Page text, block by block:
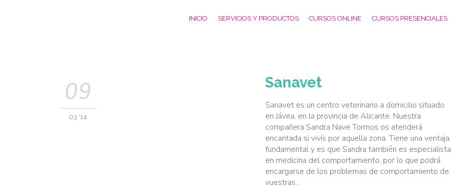
INICIO SERVICIOS Y PRODUCTOS CURSOS ONLINE CURSOS PRESENCIALES
09
03 '14
Sanavet
Sanavet es un centro veterinario a domicilio situado
en Jávea, en la provincia de Alicante. Nuestra
compañera Sandra Nave Tormos os atenderá
encantada si vivís por aquella zona. Tiene una ventaja
fundamental y es que Sandra también es especialista
en medicina del comportamiento, por lo que podrá
encargarse de los problemas de comportamiento de
vuestras…